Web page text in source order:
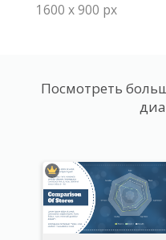
1600 x 900 px
Посмотреть